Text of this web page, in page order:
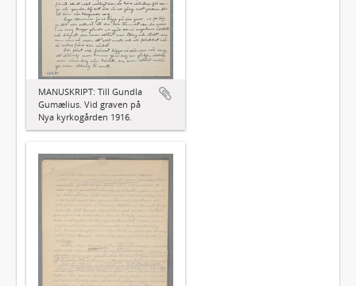
MANUSKRIPT: Till Gundla
Gumælius. Vid graven på
Nya kyrkogården 1916.